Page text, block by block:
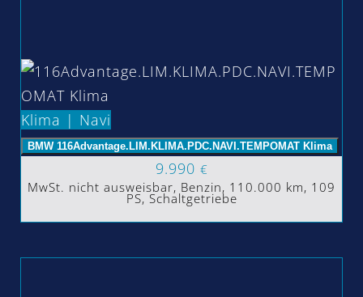
Klima | Navi
BMW 116Advantage.LIM.KLIMA.PDC.NAVI.TEMPOMAT Klima
9.990 €
MwSt. nicht ausweisbar, Benzin, 110.000 km, 109
PS, Schaltgetriebe